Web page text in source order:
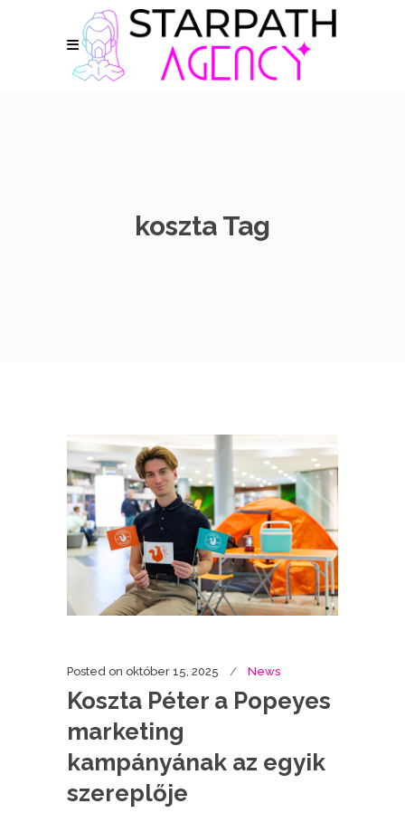
koszta Tag
Posted on október 15, 2025 News
Koszta Péter a Popeyes
marketing
kampányának az egyik
szereplője